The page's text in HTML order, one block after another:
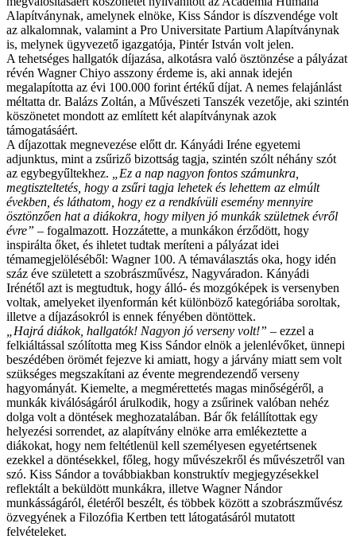
Alapítványnak, amelynek elnöke, Kiss Sándor is díszvendége volt
az alkalomnak, valamint a Pro Universitate Partium Alapítványnak
is, melynek ügyvezető igazgatója, Pintér István volt jelen.
A tehetséges hallgatók díjazása, alkotásra való ösztönzése a pályázat
révén Wagner Chiyo asszony érdeme is, aki annak idején
megalapította az évi 100.000 forint értékű díjat. A nemes felajánlást
méltatta dr. Balázs Zoltán, a Művészeti Tanszék vezetője, aki szintén
köszönetet mondott az említett két alapítványnak azok
támogatásáért.
A díjazottak megnevezése előtt dr. Kányádi Iréne egyetemi
adjunktus, mint a zsűriző bizottság tagja, szintén szólt néhány szót
az egybegyűltekhez.
„Ez a nap nagyon fontos számunkra,
megtiszteltetés, hogy a zsűri tagja lehetek és lehettem az elmúlt
években, és láthatom, hogy ez a rendkívüli esemény mennyire
ösztönzően hat a diákokra, hogy milyen jó munkák születnek évről
évre” – fogalmazott. Hozzátette, a munkákon érződött, hogy
inspirálta őket, és ihletet tudtak meríteni a pályázat idei
témamegjelöléséből: Wagner 100. A témaválasztás oka, hogy idén
száz éve született a szobrászművész, Nagyváradon. Kányádi
Irénétől azt is megtudtuk, hogy álló- és mozgóképek is versenyben
voltak, amelyeket ilyenformán két különböző kategóriába soroltak,
illetve a díjazásokról is ennek fényében döntöttek.
„Hajrá diákok, hallgatók! Nagyon jó verseny volt!” – ezzel a
felkiáltással szólította meg Kiss Sándor elnök a jelenlévőket, ünnepi
beszédében örömét fejezve ki amiatt, hogy a járvány miatt sem volt
szükséges megszakítani az évente megrendezendő verseny
hagyományát. Kiemelte, a megmérettetés magas minőségéről, a
munkák kiválóságáról árulkodik, hogy a zsűrinek valóban nehéz
dolga volt a döntések meghozatalában. Bár ők felállítottak egy
helyezési sorrendet, az alapítvány elnöke arra emlékeztette a
diákokat, hogy nem feltétlenül kell személyesen egyetértsenek
ezekkel a döntésekkel, főleg, hogy művészekről és művészetről van
szó. Kiss Sándor a továbbiakban konstruktív megjegyzésekkel
reflektált a beküldött munkákra, illetve Wagner Nándor
munkásságáról, életéről beszélt, és többek között a szobrászművész
özvegyének a Filozófia Kertben tett látogatásáról mutatott
felvételeket.